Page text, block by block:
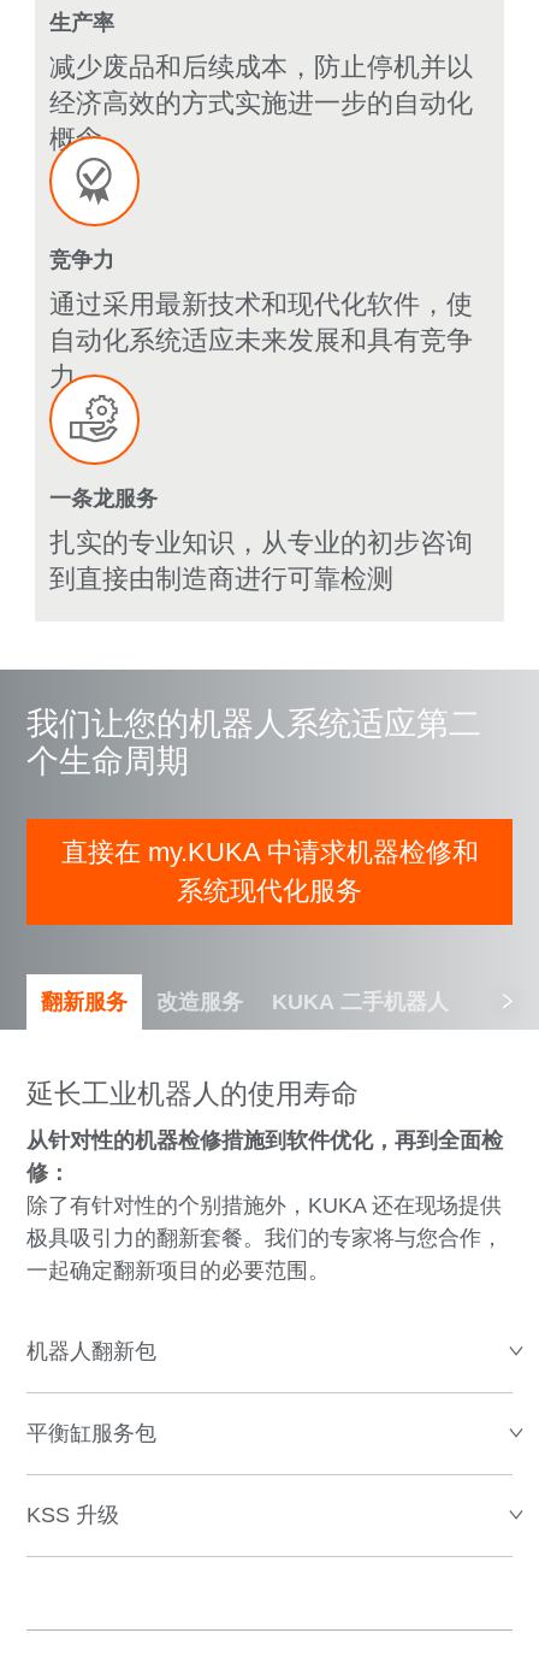
生产率
减少废品和后续成本，防止停机并以
经济高效的方式实施进一步的自动化
概念
竞争力
通过采用最新技术和现代化软件，使
自动化系统适应未来发展和具有竞争
力
一条龙服务
扎实的专业知识，从专业的初步咨询
到直接由制造商进行可靠检测
我们让您的机器人系统适应第二
个生命周期
直接在 my.KUKA 中请求机器检修和
系统现代化服务
翻新服务 改造服务 KUKA 二手机器人
延长工业机器人的使用寿命
从针对性的机器检修措施到软件优化，再到全面检
修：
除了有针对性的个别措施外，KUKA 还在现场提供
极具吸引力的翻新套餐。我们的专家将与您合作，
一起确定翻新项目的必要范围。
机器人翻新包
平衡缸服务包
KSS 升级